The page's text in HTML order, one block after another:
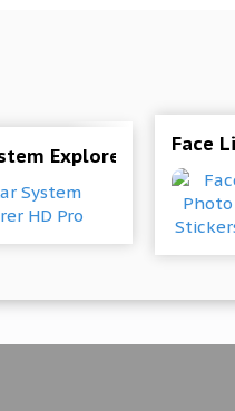
Explorer HD ProFace